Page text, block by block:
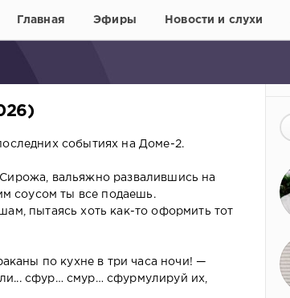
Главная Эфиры Новости и слухи
событиях на Доме-2.
вальяжно развалившись на
соусом ты все подаешь.
пытаясь хоть как-то оформить тот
по кухне в три часа ночи! —
сфур… смур… сфурмулируй их,